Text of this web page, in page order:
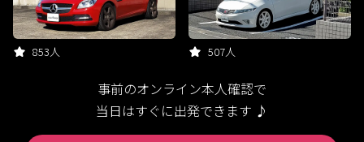
853人 507人
事前のオンライン本人確認で
当日はすぐに出発できます ♪